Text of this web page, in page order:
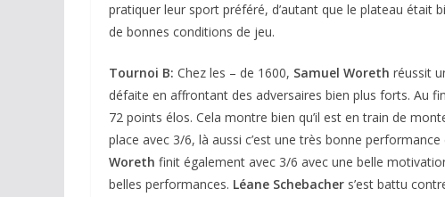
pratiquer leur sport préféré, d’autant que le plateau était
de bonnes conditions de jeu.
Tournoi B: Chez les – de 1600, Samuel Woreth réussit
défaite en affrontant des adversaires bien plus forts. Au
72 points élos. Cela montre bien qu’il est en train de
place avec 3/6, là aussi c’est une très bonne
Woreth finit également avec 3/6 avec une belle
belles performances. Léane Schebacher s’est battu